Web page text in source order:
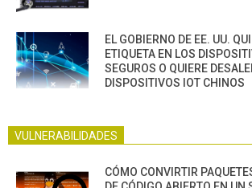
EL GOBIERNO DE EE. UU.
ETIQUETA EN LOS
SEGUROS O QUIERE
DISPOSITIVOS IOT CHINOS
VULNERABILIDADES
CÓMO CONVIRTIR